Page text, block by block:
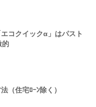
コクイックα」はパスト
的
（住宅ﾛｰﾝ除く）